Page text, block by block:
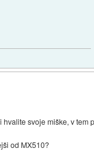
svoje miške, v tem
od MX510?